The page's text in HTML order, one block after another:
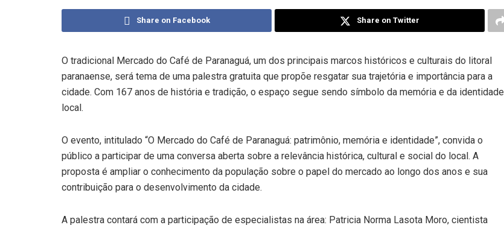
Share on Facebook Share on Twitter
O tradicional Mercado do Café de Paranaguá, um dos principais marcos históricos e culturais do litoral
paranaense, será tema de uma palestra gratuita que propõe resgatar sua trajetória e importância para a
cidade. Com 167 anos de história e tradição, o espaço segue sendo símbolo da memória e da identidade
local.
O evento, intitulado “O Mercado do Café de Paranaguá: patrimônio, memória e identidade”, convida o
público a participar de uma conversa aberta sobre a relevância histórica, cultural e social do local. A
proposta é ampliar o conhecimento da população sobre o papel do mercado ao longo dos anos e sua
contribuição para o desenvolvimento da cidade.
A palestra contará com a participação de especialistas na área: Patricia Norma Lasota Moro, cientista